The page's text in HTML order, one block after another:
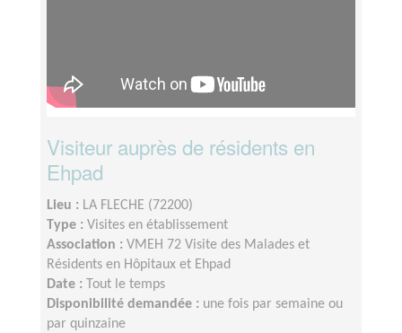
Visiteur auprès de résidents en
Ehpad
Lieu : LA FLECHE (72200)
Type : Visites en établissement
Association : VMEH 72 Visite des Malades et
Résidents en Hôpitaux et Ehpad
Date :
Tout le temps
Disponibilité demandée : une fois par semaine ou
par quinzaine